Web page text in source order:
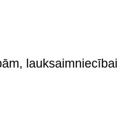
lauksaimniecībai